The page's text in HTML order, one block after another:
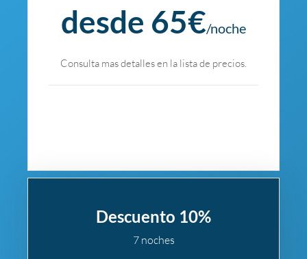
desde 65€/noche
Consulta mas detalles en la lista de precios.
Descuento 10%
7 noches